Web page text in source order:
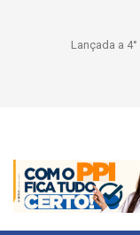
Educa’ em Batatais